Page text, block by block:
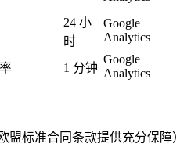
24 小
时
Google
Analytics
1 分钟
Google
Analytics
盟标准合同条款提供充分保障）